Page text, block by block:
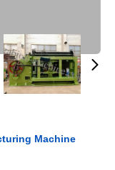
Machine